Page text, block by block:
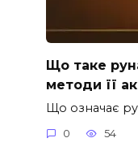
Що таке
методи її
Що означає
0 54